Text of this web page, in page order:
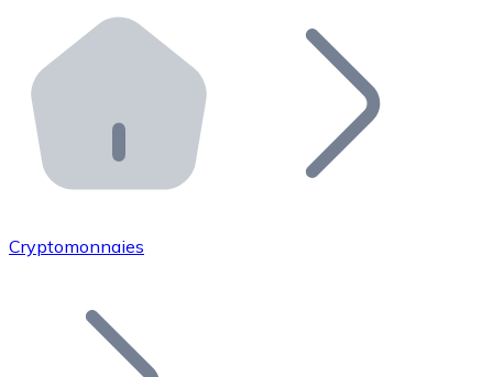
Distributeurs automatiques Bitnovo
Intégrez un ATM Bitnovo dans votre entreprise et
API Bitnovo
Intégrez notre API dans votre écosystème.
Rejoignez notre réseau de distributeurs et
Ajoutez le token de votre projet à notre service
Cryptomonnaies